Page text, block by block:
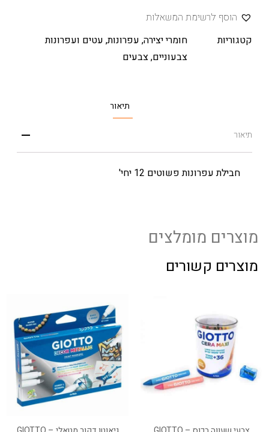
הוסף לרשימת המשאלות
קטגוריות
חומרי יצירה, עפרונות, עטים ועפרונות
צבעוניים,צבעים
תיאור
תיאור
חבילת עפרונות פשוטים 12 יחי'
מוצרים מומלצים
מוצרים קשורים